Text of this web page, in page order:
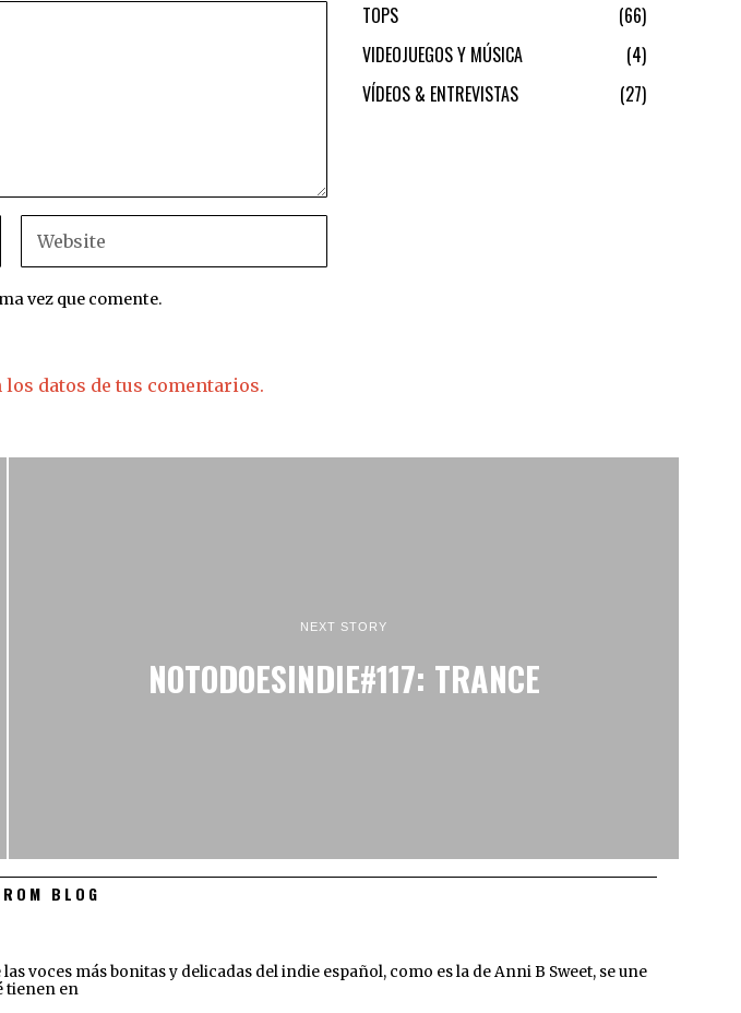
vez que comente.
datos de tus comentarios.
TOPS
66
VIDEOJUEGOS Y MÚSICA
4
VÍDEOS & ENTREVISTAS
27
NEXT STORY
NOTODOESINDIE#117: TRANCE
BLOG
voces más bonitas y delicadas del indie español, como es la de Anni B Sweet, se une
tienen en